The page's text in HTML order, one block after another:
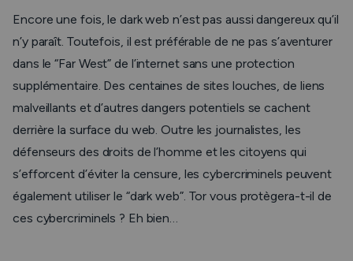
Encore une fois, le dark web n’est pas aussi dangereux qu’il
n’y paraît. Toutefois, il est préférable de ne pas s’aventurer
dans le “Far West” de l’internet sans une protection
supplémentaire. Des centaines de sites louches, de liens
malveillants et d’autres dangers potentiels se cachent
derrière la surface du web. Outre les journalistes, les
défenseurs des droits de l’homme et les citoyens qui
s’efforcent d’éviter la censure, les cybercriminels peuvent
également utiliser le “dark web”. Tor vous protègera-t-il de
ces cybercriminels ? Eh bien…